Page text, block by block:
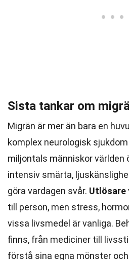
Sista tankar om
Migrän är mer än bara en
komplex neurologisk
miljontals människor världen
intensiv smärta,
göra vardagen svår. Utlösare
till person, men stress,
vissa livsmedel är vanliga.
finns, från mediciner till
förstå sina egna mönster och